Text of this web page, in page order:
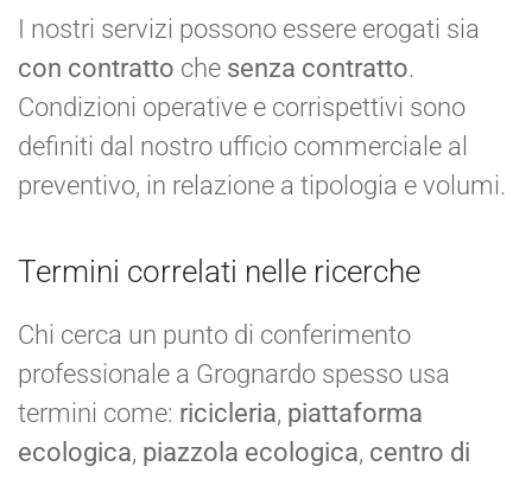
I nostri servizi possono essere erogati sia
con contratto che senza contratto.
Condizioni operative e corrispettivi sono
definiti dal nostro ufficio commerciale al
preventivo, in relazione a tipologia e volumi.
Termini correlati nelle ricerche
Chi cerca un punto di conferimento
professionale a Grognardo spesso usa
termini come: ricicleria, piattaforma
ecologica, piazzola ecologica, centro di